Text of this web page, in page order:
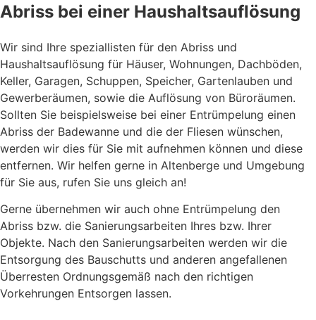
Abriss bei einer Haushaltsauflösung
Wir sind Ihre speziallisten für den Abriss und
Haushaltsauflösung für Häuser, Wohnungen, Dachböden,
Keller, Garagen, Schuppen, Speicher, Gartenlauben und
Gewerberäumen, sowie die Auflösung von Büroräumen.
Sollten Sie beispielsweise bei einer Entrümpelung einen
Abriss der Badewanne und die der Fliesen wünschen,
werden wir dies für Sie mit aufnehmen können und diese
entfernen. Wir helfen gerne in Altenberge und Umgebung
für Sie aus, rufen Sie uns gleich an!
Gerne übernehmen wir auch ohne Entrümpelung den
Abriss bzw. die Sanierungsarbeiten Ihres bzw. Ihrer
Objekte. Nach den Sanierungsarbeiten werden wir die
Entsorgung des Bauschutts und anderen angefallenen
Überresten Ordnungsgemäß nach den richtigen
Vorkehrungen Entsorgen lassen.